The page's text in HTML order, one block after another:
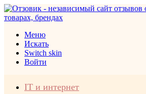
Меню
Искать
Switch skin
Войти
IT и интернет